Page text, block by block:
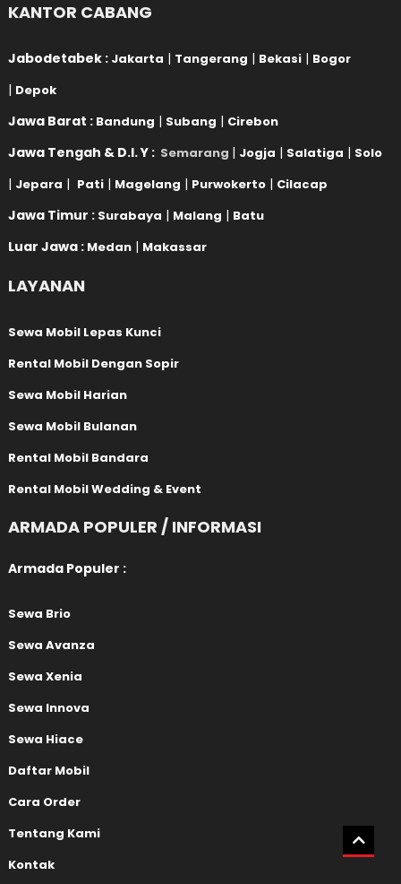
KANTOR CABANG
Jabodetabek : Jakarta | Tangerang | Bekasi | Bogor
| Depok
Jawa Barat : Bandung | Subang | Cirebon
Jawa Tengah & D.I. Y : Semarang | Jogja | Salatiga | Solo
| Jepara | Pati | Magelang | Purwokerto | Cilacap
Jawa Timur : Surabaya | Malang | Batu
Luar Jawa : Medan | Makassar
LAYANAN
Sewa Mobil Lepas Kunci
Rental Mobil Dengan Sopir
Sewa Mobil Harian
Sewa Mobil Bulanan
Rental Mobil Bandara
Rental Mobil Wedding & Event
ARMADA POPULER / INFORMASI
Armada Populer :
Sewa Brio
Sewa Avanza
Sewa Xenia
Sewa Innova
Sewa Hiace
Daftar Mobil
Cara Order
Tentang Kami
Kontak